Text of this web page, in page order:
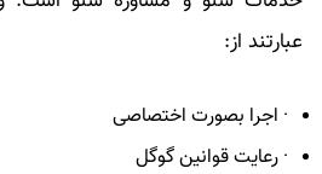
عبارتند از:
· اجرا بصورت اختصاصی
· رعایت قوانین گوگل